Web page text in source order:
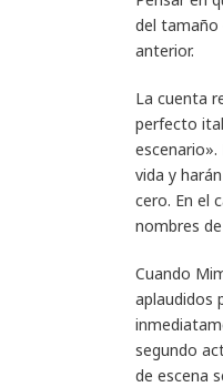
del tamaño
anterior.
La cuenta
perfecto
vida y
cero. En el
nombres
Cuando
aplaudidos
segundo
de escena